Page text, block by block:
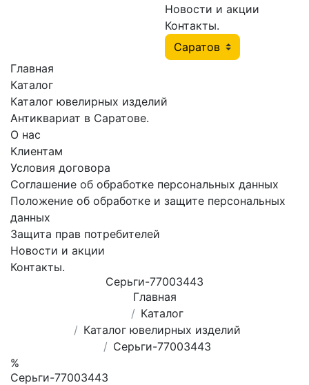
Новости и акции
Контакты.
Главная
Каталог
Каталог ювелирных изделий
Антиквариат в Саратове.
О нас
Клиентам
Условия договора
Соглашение об обработке персональных данных
Положение об обработке и защите персональных
данных
Защита прав потребителей
Новости и акции
Контакты.
Сеpьги-77003443
Главная
Каталог
Каталог ювелирных изделий
Сеpьги-77003443
%
Сеpьги-77003443